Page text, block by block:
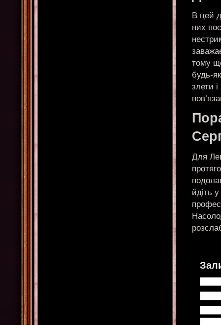
В цей
них
тому
будь-
злети
Для
йдіть